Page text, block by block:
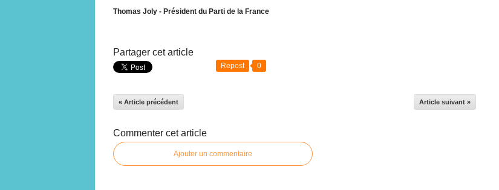
Thomas Joly - Président du Parti de la France
Partager cet article
Repost 0
« Article précédent Article suivant »
Commenter cet article
Ajouter un commentaire